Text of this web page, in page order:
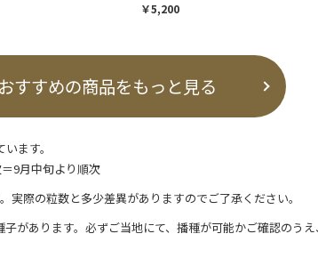
￥5,200
すすめの商品をもっと見る
ます。
9月中旬より順次
際の粒数と多少差異がありますのでご了承ください。
があります。必ずご当地にて、播種が可能かご確認のう